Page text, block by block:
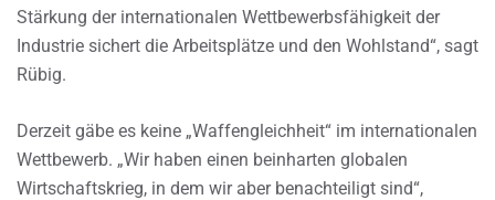
Stärkung der internationalen Wettbewerbsfähigkeit der
Industrie sichert die Arbeitsplätze und den Wohlstand“, sagt
Rübig.
Derzeit gäbe es keine „Waffengleichheit“ im internationalen
Wettbewerb. „Wir haben einen beinharten globalen
Wirtschaftskrieg, in dem wir aber benachteiligt sind“,